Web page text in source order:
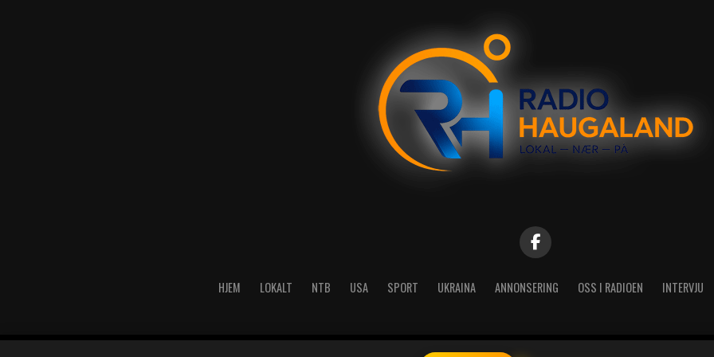
HJEM LOKALT NTB USA SPORT UKRAINA ANNONSERING OSS I RADIOEN INTERVJU